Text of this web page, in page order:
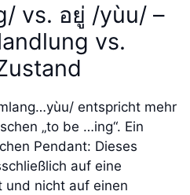
vs. อยู่ /yùu/ –
vs.
entspricht mehr
„to be …ing“. Ein
Pendant: Dieses
auf eine
und nicht auf einen